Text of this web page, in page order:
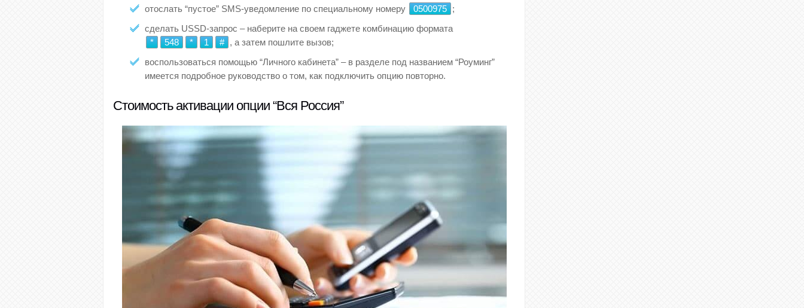
отослать “пустое” SMS-уведомление по специальному номеру 0500975 ;
сделать USSD-запрос – наберите на своем гаджете комбинацию формата
*
548 * 1 # , а затем пошлите вызов;
воспользоваться помощью “Личного кабинета” – в разделе под названием “Роуминг”
имеется подробное руководство о том, как подключить опцию повторно.
Стоимость активации опции “Вся Россия”